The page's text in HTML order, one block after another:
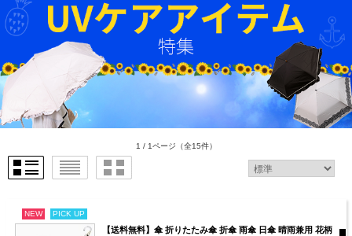
1 / 1ページ （全15件）
NEW PICK UP
【送料無料】傘 折りたたみ傘 折傘 雨傘 日傘 晴雨兼用 花柄